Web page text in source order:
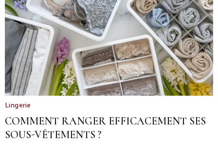
Lingerie
COMMENT RANGER EFFICACEMENT SES
SOUS-VÊTEMENTS ?